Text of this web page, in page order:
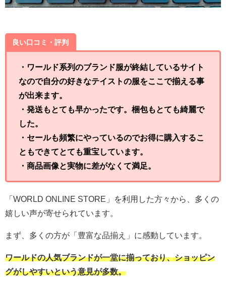
良い口コミ・評判
・ワールド系列のブランド服が終結しているサイト
なので自分の好きなテイストの服をここで揃える事
が出来ます。
・発送もとても早かったです。梱包もとても綺麗で
した。
・セールも頻繁にやっているのでお得に購入するこ
ともできてとても重宝しています。
・商品画像と実物に差がなくて満足。
「WORLD ONLINE STORE」を利用した方々から、多くの
嬉しい声が寄せられています。
まず、多くの方が「豊富な品揃え」に感動しています。
ワールドの人気ブランドが一堂に揃っており、ショッピン
グがしやすいという意見が多数。